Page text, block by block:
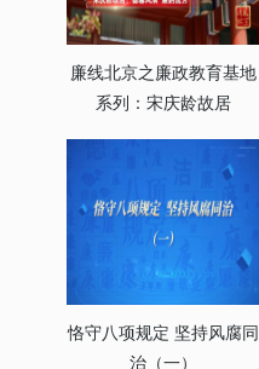
廉线北京之廉政教育基地
系列：宋庆龄故居
恪守八项规定 坚持风腐同
治（一）